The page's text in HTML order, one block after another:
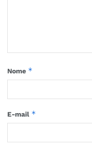
Nome *
E-mail *